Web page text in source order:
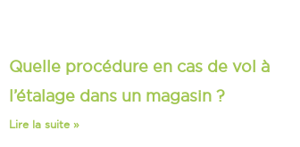
Quelle procédure en cas de vol à
l’étalage dans un magasin ?
Lire la suite »